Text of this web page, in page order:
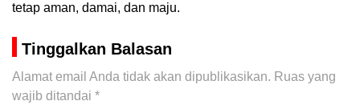
tetap aman, damai, dan maju.
Tinggalkan Balasan
Alamat email Anda tidak akan dipublikasikan. Ruas yang
wajib ditandai *